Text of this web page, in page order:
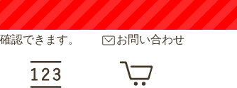
認できます。 お問い合わせ